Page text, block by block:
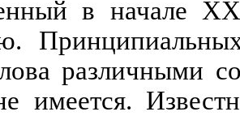
в начале
различными
имеется.